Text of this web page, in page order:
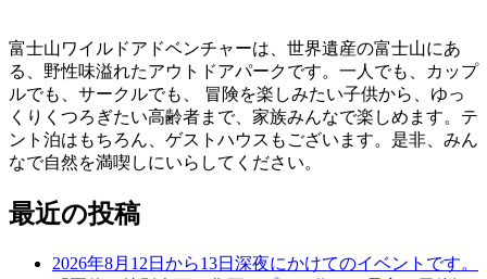
富士山ワイルドアドベンチャーは、世界遺産の富士山にあ
る、野性味溢れたアウトドアパークです。一人でも、カップ
ルでも、サークルでも、 冒険を楽しみたい子供から、ゆっ
くりくつろぎたい高齢者まで、家族みんなで楽しめます。テ
ント泊はもちろん、ゲストハウスもございます。是非、みん
なで自然を満喫しにいらしてください。
最近の投稿
2026年8月12日から13日深夜にかけてのイベントです。